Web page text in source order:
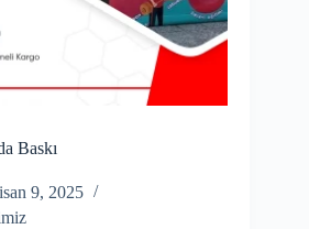
Baskı
9, 2025